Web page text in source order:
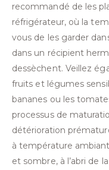
recommandé de les
réfrigérateur, où la
vous de les garder
dans un récipient
dessèchent. Veillez
fruits et légumes
bananes ou les
processus de
détérioration
à température
et sombre, à l’abri de